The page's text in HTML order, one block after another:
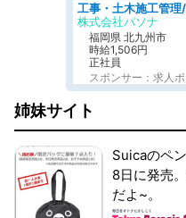
株式会社パソナ
福岡県 北九州市
時給1,506円
正社員
スポンサー：求人
姉妹サイト
Suicaのペ
8日に発売
だよ~。